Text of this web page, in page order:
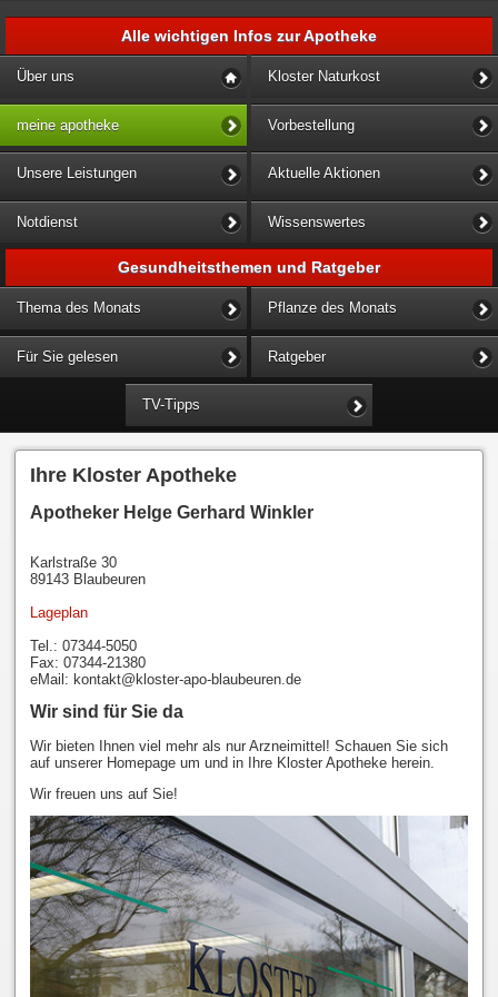
Alle wichtigen Infos zur Apotheke
Über uns Kloster Naturkost
meine apotheke Vorbestellung
Unsere Leistungen Aktuelle Aktionen
Notdienst Wissenswertes
Gesundheitsthemen und Ratgeber
Thema des Monats Pflanze des Monats
Für Sie gelesen Ratgeber
TV-Tipps
Ihre Kloster Apotheke
Apotheker Helge Gerhard Winkler
Karlstraße 30
89143 Blaubeuren
Lageplan
Tel.: 07344-5050
Fax: 07344-21380
eMail: kontakt@kloster-apo-blaubeuren.de
Wir sind für Sie da
Wir bieten Ihnen viel mehr als nur Arzneimittel! Schauen Sie sich
auf unserer Homepage um und in Ihre Kloster Apotheke herein.
Wir freuen uns auf Sie!